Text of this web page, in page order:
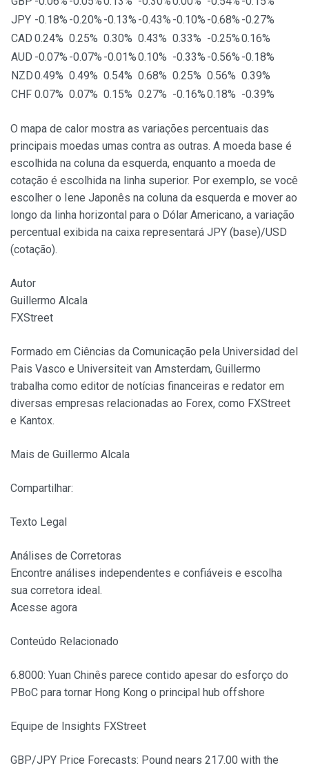
JPY -0.18% -0.20% -0.13% -0.43% -0.10% -0.68% -0.27%
CAD 0.24% 0.25% 0.30% 0.43% 0.33% -0.25%0.16%
AUD -0.07% -0.07% -0.01%0.10% -0.33% -0.56% -0.18%
NZD0.49% 0.49% 0.54% 0.68% 0.25% 0.56% 0.39%
CHF 0.07% 0.07% 0.15% 0.27% -0.16%0.18% -0.39%
O mapa de calor mostra as variações percentuais das
principais moedas umas contra as outras. A moeda base é
escolhida na coluna da esquerda, enquanto a moeda de
cotação é escolhida na linha superior. Por exemplo, se você
escolher o Iene Japonês na coluna da esquerda e mover ao
longo da linha horizontal para o Dólar Americano, a variação
percentual exibida na caixa representará JPY (base)/USD
(cotação).
Autor
Guillermo Alcala
FXStreet
Formado em Ciências da Comunicação pela Universidad del
Pais Vasco e Universiteit van Amsterdam, Guillermo
trabalha como editor de notícias financeiras e redator em
diversas empresas relacionadas ao Forex, como FXStreet
e Kantox.
Mais de Guillermo Alcala
Compartilhar:
Texto Legal
Análises de Corretoras
Encontre análises independentes e confiáveis e escolha
sua corretora ideal.
Acesse agora
Conteúdo Relacionado
6.8000: Yuan Chinês parece contido apesar do esforço do
PBoC para tornar Hong Kong o principal hub offshore
Equipe de Insights FXStreet
GBP/JPY Price Forecasts: Pound nears 217.00 with the